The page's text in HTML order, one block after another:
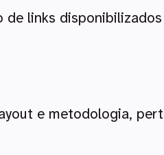
links
e metodologia,